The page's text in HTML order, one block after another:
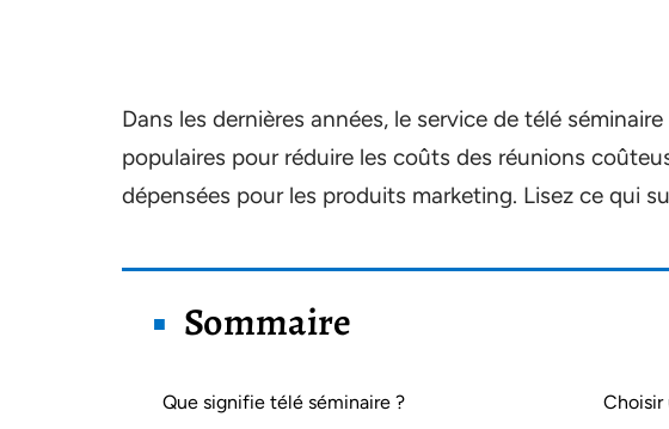
Dans les dernières années, le service de télé
populaires pour réduire les coûts des réunions
dépensées pour les produits marketing. Lisez ce qui
Sommaire
Que signifie télé séminaire ? Choisir